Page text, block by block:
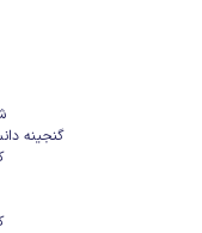
گنجینه